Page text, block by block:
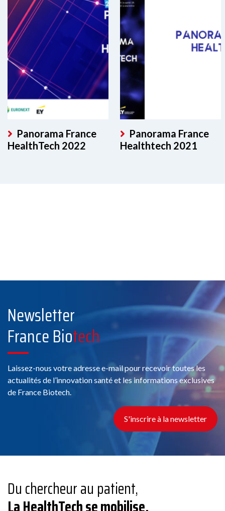
Panorama France
HealthTech 2022
Panorama France
Healthtech 2021
Newsletter
France Biotech
Laissez-nous votre adresse e-mail pour recevoir toutes les
actualités de l’innovation santé et les informations exclusives
de France Biotech.
S'inscrire à la newsletter
Du chercheur au patient,